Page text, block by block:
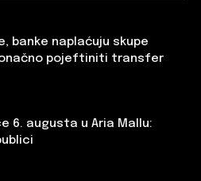
banke naplaćuju skupe
pojeftiniti transfer
6. augusta u Aria Mallu: